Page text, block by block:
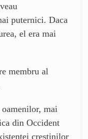
puternici. Daca
el era mai
membru al
oamenilor, mai
din Occident
crestinilor